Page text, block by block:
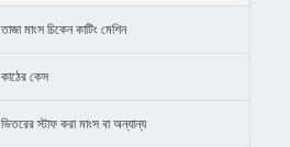
তাজা মাংস চিকেন কাটিং মেশিন
কাঠের কেস
ভিতরের স্টাফ করা মাংস বা অন্যান্য